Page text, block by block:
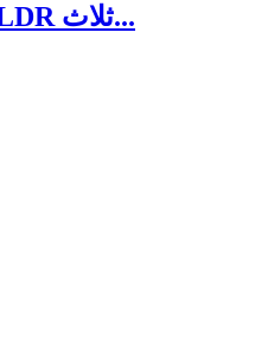
موديول حساس ضوئي LDR ثلاث...